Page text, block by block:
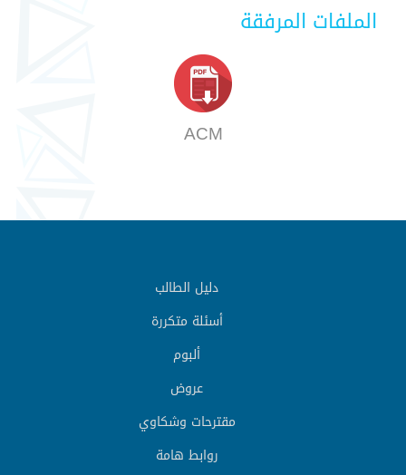
الملفات المرفقة
ACM
دليل الطالب
أسئلة متكررة
ألبوم
عروض
مقترحات وشكاوي
روابط هامة